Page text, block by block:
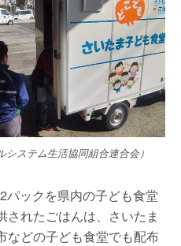
システム生活協同組合連合会）
パックを県内の子ども食堂
れたごはんは、さいたま
などの子ども食堂でも配布